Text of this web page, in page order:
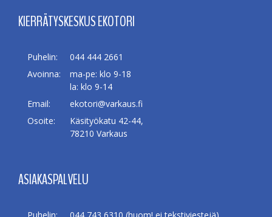
KIERRÄTYSKESKUS EKOTORI
Puhelin:
044 444 2661
Avoinna:
ma-pe: klo 9-18
la: klo 9-14
Email:
ekotori@varkaus.fi
Osoite:
Käsityökatu 42-44,
78210 Varkaus
ASIAKASPALVELU
Puhelin:
044 743 6310 (huom! ei tekstiviestejä)